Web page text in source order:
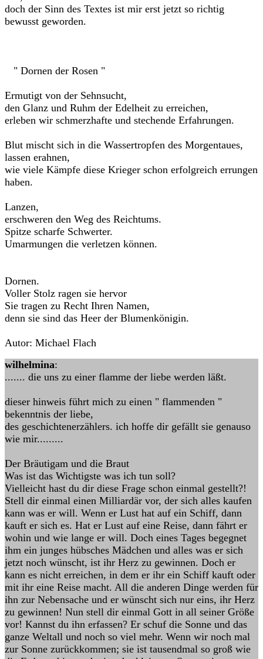
doch der Sinn des Textes ist mir erst jetzt so richtig
bewusst geworden.
" Dornen der Rosen "
Ermutigt von der Sehnsucht,
den Glanz und Ruhm der Edelheit zu erreichen,
erleben wir schmerzhafte und stechende Erfahrungen.
Blut mischt sich in die Wassertropfen des Morgentaues,
lassen erahnen,
wie viele Kämpfe diese Krieger schon erfolgreich errungen
haben.
Lanzen,
erschweren den Weg des Reichtums.
Spitze scharfe Schwerter.
Umarmungen die verletzen können.
Dornen.
Voller Stolz ragen sie hervor
Sie tragen zu Recht Ihren Namen,
denn sie sind das Heer der Blumenkönigin.
Autor: Michael Flach
wilhelmina:
....... die uns zu einer flamme der liebe werden läßt.
dieser hinweis führt mich zu einen " flammenden "
bekenntnis der liebe,
des geschichtenerzählers. ich hoffe dir gefällt sie genauso
wie mir.........
Der Bräutigam und die Braut
Was ist das Wichtigste was ich tun soll?
Vielleicht hast du dir diese Frage schon einmal gestellt?!
Stell dir einmal einen Milliardär vor, der sich alles kaufen
kann was er will. Wenn er Lust hat auf ein Schiff, dann
kauft er sich es. Hat er Lust auf eine Reise, dann fährt er
wohin und wie lange er will. Doch eines Tages begegnet
ihm ein junges hübsches Mädchen und alles was er sich
jetzt noch wünscht, ist ihr Herz zu gewinnen. Doch er
kann es nicht erreichen, in dem er ihr ein Schiff kauft oder
mit ihr eine Reise macht. All die anderen Dinge werden für
ihn zur Nebensache und er wünscht sich nur eins, ihr Herz
zu gewinnen! Nun stell dir einmal Gott in all seiner Größe
vor! Kannst du ihn erfassen? Er schuf die Sonne und das
ganze Weltall und noch so viel mehr. Wenn wir noch mal
zur Sonne zurückkommen; sie ist tausendmal so groß wie